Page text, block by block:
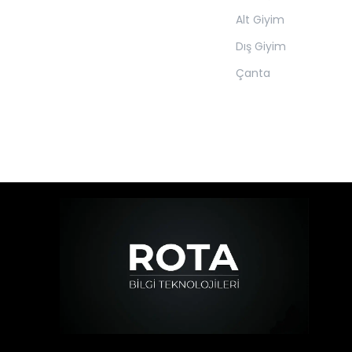
Alt Giyim
Dış Giyim
Çanta